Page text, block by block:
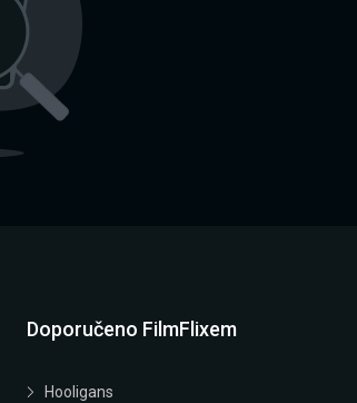
Doporučeno FilmFlixem
Hooligans